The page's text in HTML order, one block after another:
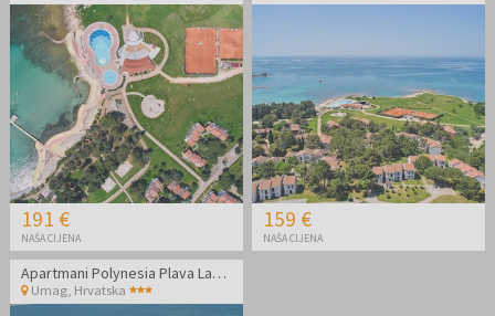
191 €
NAŠA CIJENA
159 €
NAŠA CIJENA
Apartmani Polynesia Plava Laguna - Kraj ljeta u Istri
Umag, Hrvatska